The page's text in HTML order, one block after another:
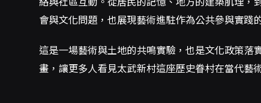
會與文化問題，也展現藝術進駐作為公共參與實踐
這是一場藝術與土地的共鳴實驗，也是文化政策
畫，讓更多人看見太武新村這座歷史眷村在當代藝